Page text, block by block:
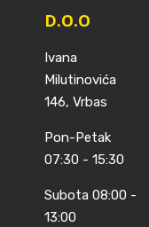
D.O.O
Ivana
Milutinovića
146, Vrbas
Pon-Petak
07:30 - 15:30
Subota 08:00 -
13:00